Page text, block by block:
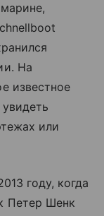
На
известное
или
году, когда
Петер Шенк